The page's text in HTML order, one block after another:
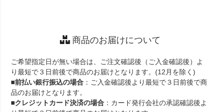
商品のお届けについて
ご希望指定日が無い場合は、ご注文確認後（ご入金確認後）よ
り最短で３日前後で商品のお届けとなります。(12月を除く)
■前払い銀行振込の場合 ：ご入金確認後より最短で３日前後で商
品のお届けとなります。
■クレジットカード決済の場合 ：カード発行会社の承認確認後よ